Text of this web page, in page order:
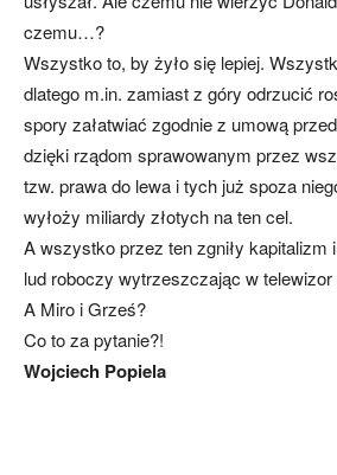
czemu…?
Wszystko to, by żyło się lepiej.
dlatego m.in. zamiast z góry odrzucić
spory załatwiać zgodnie z umową
dzięki rządom sprawowanym przez
tzw. prawa do lewa i tych już spoza
wyłoży miliardy złotych na ten cel.
A wszystko przez ten zgniły kapitalizm
lud roboczy wytrzeszczając w telewizor
A Miro i Grześ?
Co to za pytanie?!
Wojciech Popiela